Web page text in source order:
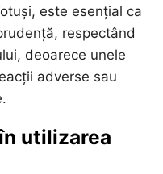
este esențial ca
respectând
deoarece unele
adverse sau
utilizarea